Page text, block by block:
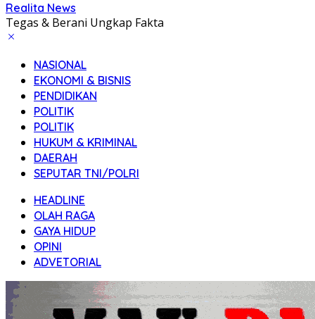
Realita News
Tegas & Berani Ungkap Fakta
NASIONAL
EKONOMI & BISNIS
PENDIDIKAN
POLITIK
POLITIK
HUKUM & KRIMINAL
DAERAH
SEPUTAR TNI/POLRI
HEADLINE
OLAH RAGA
GAYA HIDUP
OPINI
ADVETORIAL